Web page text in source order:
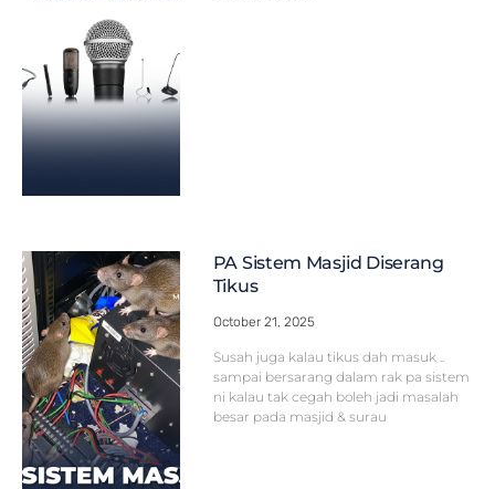
PA Sistem Masjid Diserang
Tikus
October 21, 2025
Susah juga kalau tikus dah masuk ..
sampai bersarang dalam rak pa sistem
ni kalau tak cegah boleh jadi masalah
besar pada masjid & surau